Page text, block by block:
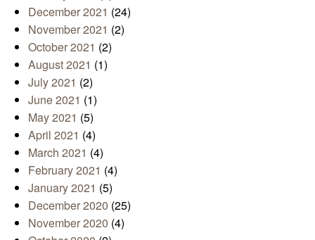
December 2021 (24)
November 2021 (2)
October 2021 (2)
August 2021 (1)
July 2021 (2)
June 2021 (1)
May 2021 (5)
April 2021 (4)
March 2021 (4)
February 2021 (4)
January 2021 (5)
December 2020 (25)
November 2020 (4)